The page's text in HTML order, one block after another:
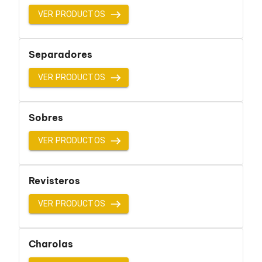
Cables Coaxiales
Accesorios para Cables
Jacks de Red
Conectores
Tapas y Cajas
Herramientas para Cables
Pinzas Ponchadoras
Cortadoras de Cable
Protectores para Cables
Cables para Impresoras
Bobinas
Cableado Estructurado
Sujetadores de Cables
Cinchos
Adaptadores PC
Adaptadores PC USB
Adaptadores PC IDE
Adaptadores PC Teclado
VER PRODUCTOS
Separadores
VER PRODUCTOS
Sobres
VER PRODUCTOS
Revisteros
VER PRODUCTOS
Charolas